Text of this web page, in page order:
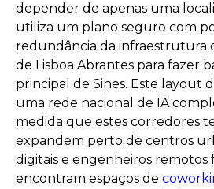
depender de apenas uma
utiliza um plano seguro com
redundância da infraestrutura
de Lisboa Abrantes para fazer
principal de Sines. Este layout
uma rede nacional de IA
medida que estes corredores
expandem perto de centros
digitais e engenheiros
encontram espaços de